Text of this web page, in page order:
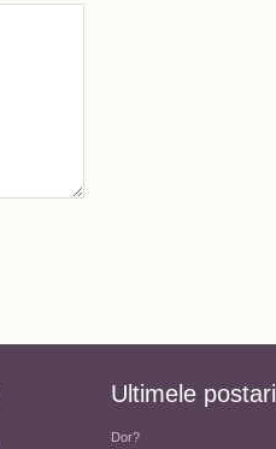
Ultimele postari
Dor?